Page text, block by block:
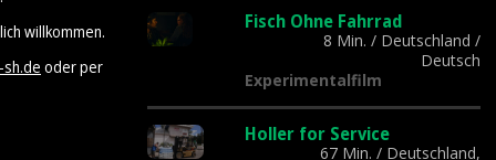
willkommen.
oder per
Fisch Ohne Fahrrad
8 Min. / Deutschland /
Deutsch
Experimentalfilm
Holler for Service
67 Min. / Deutschland,